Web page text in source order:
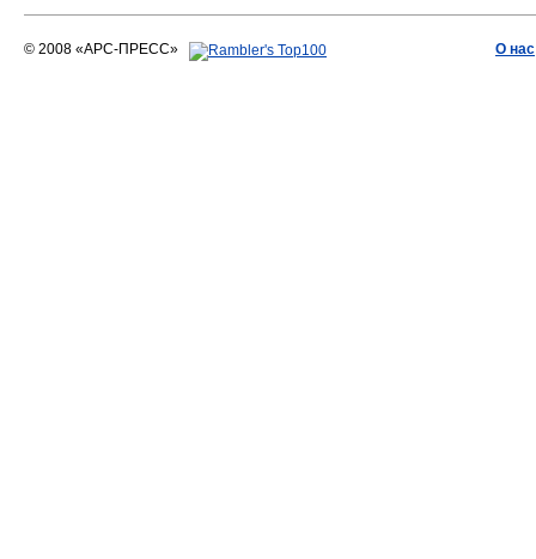
© 2008 «АРС-ПРЕСС» О нас